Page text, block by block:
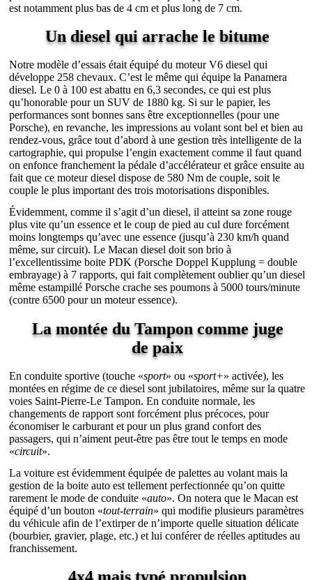
est notamment plus bas de 4 cm et plus long de 7 cm.
Un diesel qui arrache le bitume
Notre modèle d’essais était équipé du moteur V6 diesel qui
développe 258 chevaux. C’est le même qui équipe la Panamera
diesel. Le 0 à 100 est abattu en 6,3 secondes, ce qui est plus
qu’honorable pour un SUV de 1880 kg. Si sur le papier, les
performances sont bonnes sans être exceptionnelles (pour une
Porsche), en revanche, les impressions au volant sont bel et bien au
rendez-vous, grâce tout d’abord à une gestion très intelligente de la
cartographie, qui propulse l’engin exactement comme il faut quand
on enfonce franchement la pédale d’accélérateur et grâce ensuite au
fait que ce moteur diesel dispose de 580 Nm de couple, soit le
couple le plus important des trois motorisations disponibles.
Évidemment, comme il s’agit d’un diesel, il atteint sa zone rouge
plus vite qu’un essence et le coup de pied au cul dure forcément
moins longtemps qu’avec une essence (jusqu’à 230 km/h quand
même, sur circuit). Le Macan diesel doit son brio à
l’excellentissime boite PDK (Porsche Doppel Kupplung = double
embrayage) à 7 rapports, qui fait complètement oublier qu’un diesel
même estampillé Porsche crache ses poumons à 5000 tours/minute
(contre 6500 pour un moteur essence).
La montée du Tampon comme juge
de paix
En conduite sportive (touche «sport» ou «sport+» activée), les
montées en régime de ce diesel sont jubilatoires, même sur la quatre
voies Saint-Pierre-Le Tampon. En conduite normale, les
changements de rapport sont forcément plus précoces, pour
économiser le carburant et pour un plus grand confort des
passagers, qui n’aiment peut-être pas être tout le temps en mode
«circuit».
La voiture est évidemment équipée de palettes au volant mais la
gestion de la boite auto est tellement perfectionnée qu’on quitte
rarement le mode de conduite «auto». On notera que le Macan est
équipé d’un bouton «tout-terrain» qui modifie plusieurs paramètres
du véhicule afin de l’extirper de n’importe quelle situation délicate
(bourbier, gravier, plage, etc.) et lui conférer de réelles aptitudes au
franchissement.